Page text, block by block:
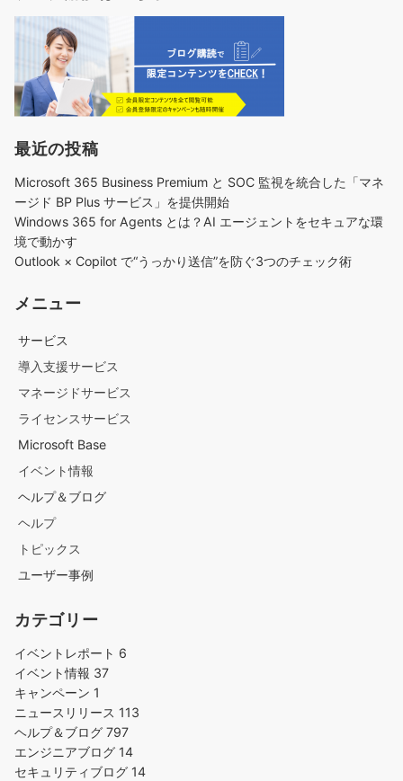
最近の投稿
Microsoft 365 Business Premium と SOC 監視を統合した「マネ
ージド BP Plus サービス」を提供開始
Windows 365 for Agents とは？AI エージェントをセキュアな環
境で動かす
Outlook × Copilot で“うっかり送信”を防ぐ3つのチェック術​
メニュー
サービス
導入支援サービス
マネージドサービス
ライセンスサービス
Microsoft Base
イベント情報
ヘルプ＆ブログ
ヘルプ
トピックス
ユーザー事例
カテゴリー
イベントレポート 6
イベント情報 37
キャンペーン 1
ニュースリリース 113
ヘルプ＆ブログ 797
エンジニアブログ 14
セキュリティブログ 14